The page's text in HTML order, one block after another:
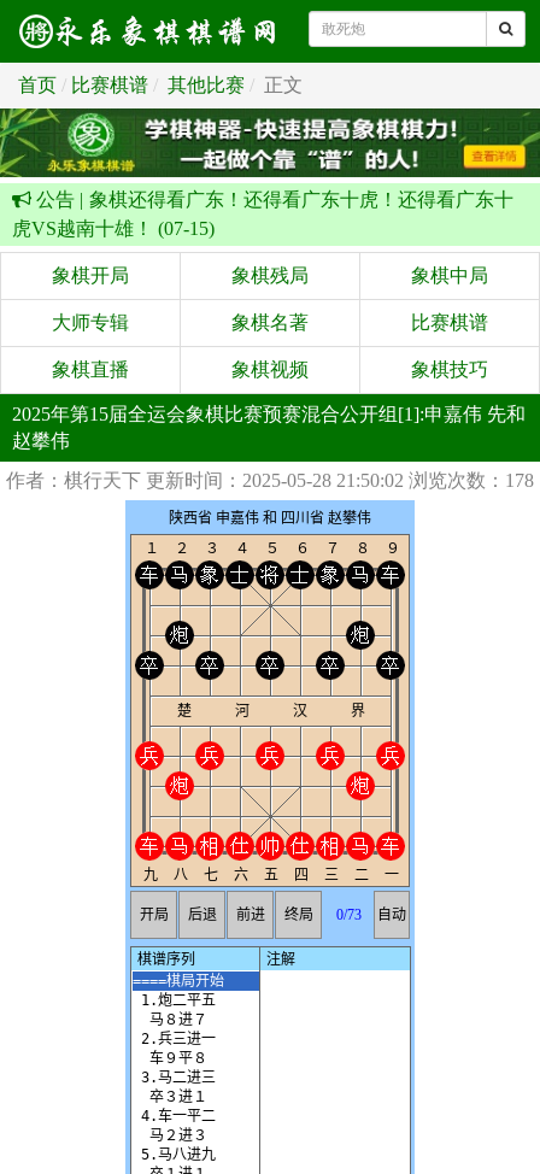
首页 比赛棋谱 其他比赛 正文
公告 | 象棋还得看广东！还得看广东十虎！还得看广东十
虎VS越南十雄！ (07-15)
象棋开局 象棋残局 象棋中局
大师专辑 象棋名著 比赛棋谱
象棋直播 象棋视频 象棋技巧
2025年第15届全运会象棋比赛预赛混合公开组[1]:申嘉伟 先和
赵攀伟
作者：棋行天下 更新时间：2025-05-28 21:50:02 浏览次数：178